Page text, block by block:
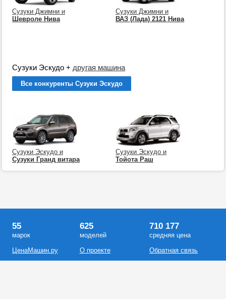
Сузуки Джимни и
Шевроле Нива
Сузуки Джимни и
ВАЗ (Лада) 2121 Нива
Сузуки Эскудо + другая машина
Все конкуренты Сузуки Эскудо
Сузуки Эскудо и
Сузуки Гранд витара
Сузуки Эскудо и
Тойота Раш
55
марок
ЦенаМашин.ру
625
моделей
О проекте
710 177
средняя цена
Обратная связь